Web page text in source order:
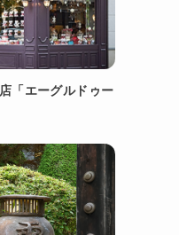
「エーグルドゥー